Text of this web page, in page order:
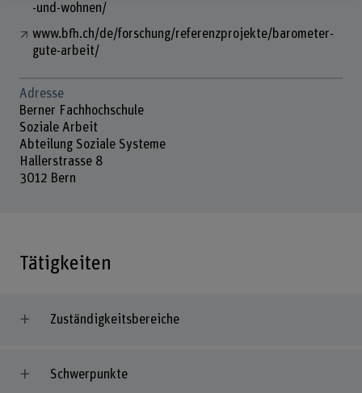
-und-wohnen/
www.bfh.ch/de/forschung/referenzprojekte/barometer-
gute-arbeit/
Adresse
Berner Fachhochschule
Soziale Arbeit
Abteilung Soziale Systeme
Hallerstrasse 8
3012 Bern
Tätigkeiten
Zuständigkeitsbereiche
Schwerpunkte